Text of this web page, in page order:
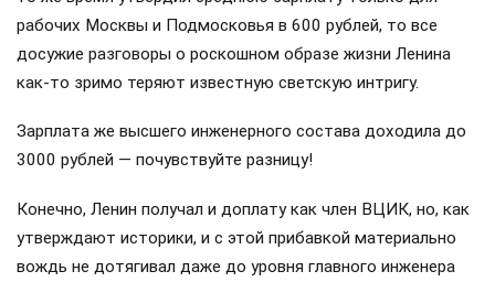
рабочих Москвы и Подмосковья в 600 рублей, то все
досужие разговоры о роскошном образе жизни Ленина
как-то зримо теряют известную светскую интригу.
Зарплата же высшего инженерного состава доходила до
3000 рублей — почувствуйте разницу!
Конечно, Ленин получал и доплату как член ВЦИК, но, как
утверждают историки, и с этой прибавкой материально
вождь не дотягивал даже до уровня главного инженера